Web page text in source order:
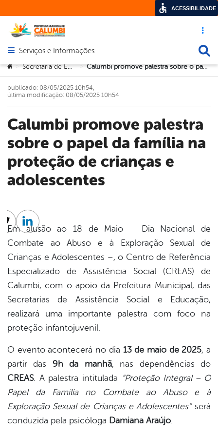
Acesso
Abrir menu principal de navegação
Serviços e Informações
Você está aqui:
> Secretaria de Educação > Calumbi promove palestra sobre o papel da família na proteção de crianças e adolescentes
Calumbi promove palestra
sobre o papel da família na
proteção de crianças e
adolescentes
publicado: 08/05/2025 10h54,
última modificação: 08/05/2025 10h54
Em alusão ao 18 de Maio – Dia Nacional de
Combate ao Abuso e à Exploração Sexual de
Crianças e Adolescentes –, o Centro de Referência
Especializado de Assistência Social (CREAS) de
Calumbi, com o apoio da Prefeitura Municipal, das
Secretarias de Assistência Social e Educação,
realizará uma importante palestra com foco na
proteção infantojuvenil.
O evento acontecerá no dia 13 de maio de 2025, a
partir das 9h da manhã, nas dependências do
CREAS. A palestra intitulada “Proteção Integral – O
Papel da Família no Combate ao Abuso e à
Exploração Sexual de Crianças e Adolescentes”será
conduzida pela psicóloga Damiana Araújo.
Twitter
Linkedin
ACESSIBILIDADE